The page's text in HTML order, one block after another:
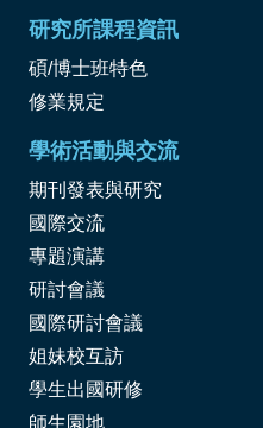
研究所課程資訊
碩/博士班特色
修業規定
學術活動與交流
期刊發表與研究
國際交流
專題演講
研討會議
國際研討會議
姐妹校互訪
學生出國研修
師生園地